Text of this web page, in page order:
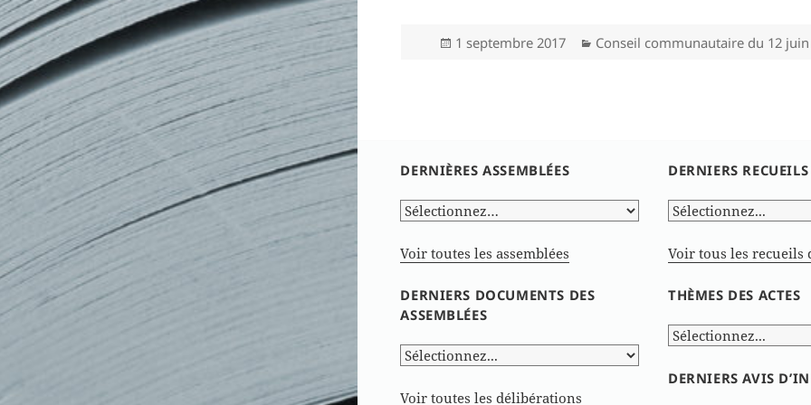
Publié
1 septembre 2017 Catégories
Conseil communautaire du 12 juin
DERNIÈRES ASSEMBLÉES
Voir toutes les assemblées
DERNIERS DOCUMENTS DES
ASSEMBLÉES
Voir toutes les délibérations
DERNIERS RECUEILS
Voir tous les recueils
THÈMES DES ACTES
DERNIERS AVIS